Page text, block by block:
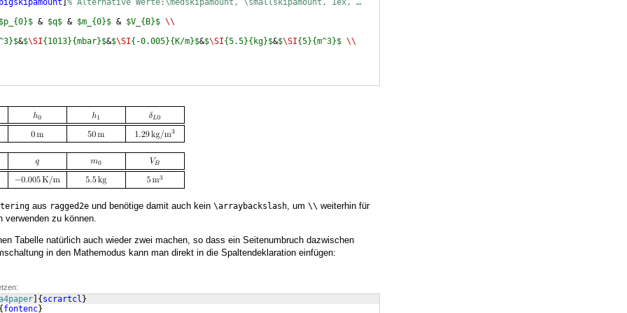
% Alternative Werte:\medskipamount, \smallskipamount, 1ex, …
& $q$ & $m_{0}$ & $V_{B}$ \\
&$\SI{1013}{mbar}$&$\SI{-0.005}{K/m}$&$\SI{5.5}{kg}$&$\SI{5}{m^3}$ \\
aus ragged2e und benötige damit auch kein \arraybackslash, um \\ weiterhin für
verwenden zu können.
Tabelle natürlich auch wieder zwei machen, so dass ein Seitenumbruch dazwischen
in den Mathemodus kann man direkt in die Spaltendeklaration einfügen:
{ scrartcl }
fontenc}